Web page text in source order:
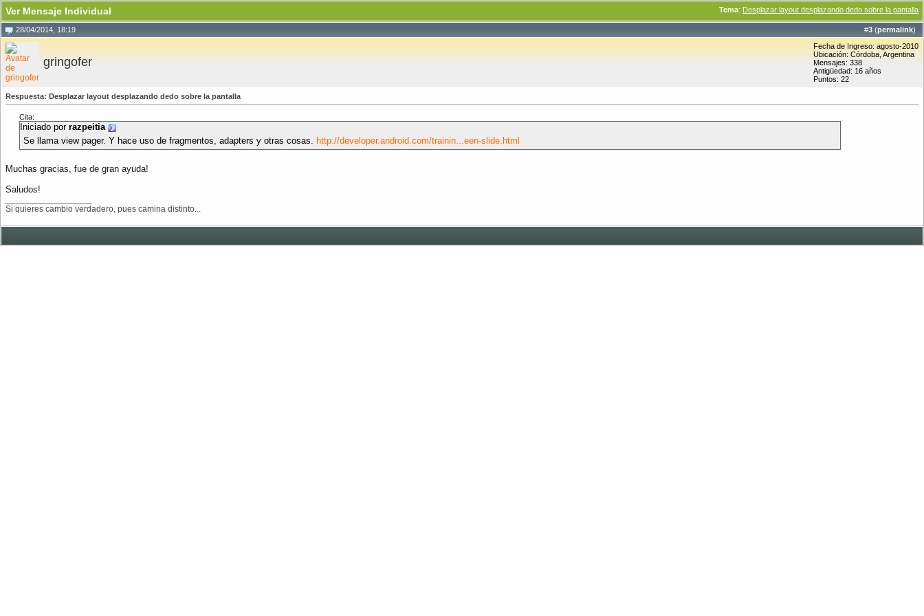
Tema: Desplazar layout desplazando dedo sobre la pantalla
Ver Mensaje Individual
#3 (permalink)
28/04/2014, 18:19
gringofer
Fecha de Ingreso: agosto-2010
Ubicación: Córdoba, Argentina
Mensajes: 338
Antigüedad: 16 años
Puntos: 22
Respuesta: Desplazar layout desplazando dedo sobre la pantalla
Cita:
Iniciado por razpeitia
Se llama view pager. Y hace uso de fragmentos, adapters y otras cosas. http://developer.android.com/trainin...een-slide.html
Muchas gracias, fue de gran ayuda!
Saludos!
Si quieres cambio verdadero, pues camina distinto...